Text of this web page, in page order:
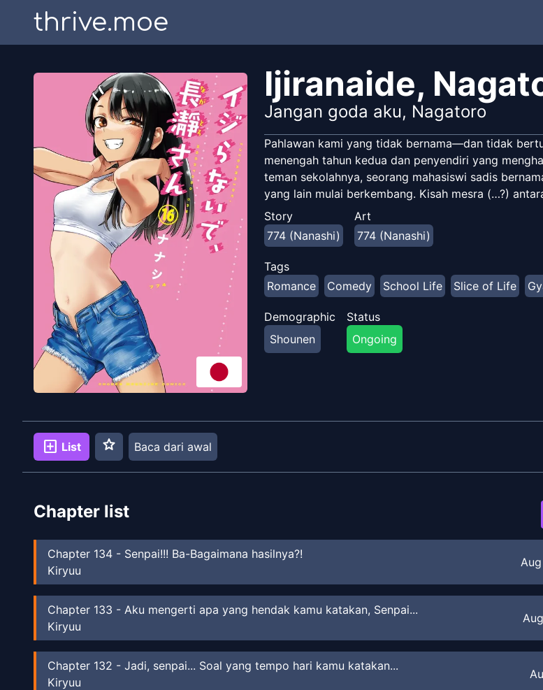
thrive.moe
Ijiranaide,
Jangan goda aku, Nagatoro
Pahlawan kami yang tidak bernama—dan tidak
menengah tahun kedua dan penyendiri yang
teman sekolahnya, seorang mahasiswi sadis
yang lain mulai berkembang. Kisah mesra (…?)
Story
774 (Nanashi)
Art
774 (Nanashi)
Tags
Romance
Comedy School Life Slice of Life
Demographic
Shounen
Status
Ongoing
add_box List star Baca dari awal
Chapter list
Chapter 134 - Senpai!!! Ba-Bagaimana hasilnya?!
Kiryuu
Chapter 133 - Aku mengerti apa yang hendak kamu katakan, Senpai...
Kiryuu
Chapter 132 - Jadi, senpai... Soal yang tempo hari kamu katakan...
Kiryuu